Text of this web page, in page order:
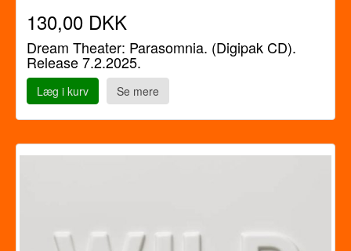
130,00 DKK
Dream Theater: Parasomnia. (Digipak CD).
Release 7.2.2025.
Læg i kurv Se mere